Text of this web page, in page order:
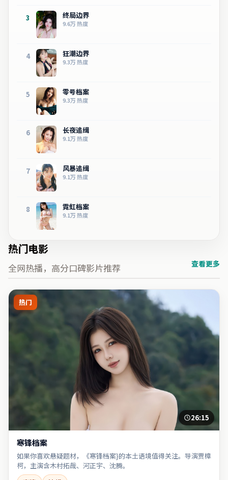
3 终局边界
9.6万热度
4 狂潮边界
9.3万热度
5 零号档案
9.3万热度
6 长夜追缉
9.1万热度
7 风暴追缉
9.1万热度
8 霓虹档案
9.1万热度
热门电影
全网热播，高分口碑影片推荐 查看更多
热门
26:15
寒锋档案
如果你喜欢悬疑题材，《寒锋档案}的本土语境值得关注。导演贾樟
柯，主演含木村拓哉、河正宇、沈腾。